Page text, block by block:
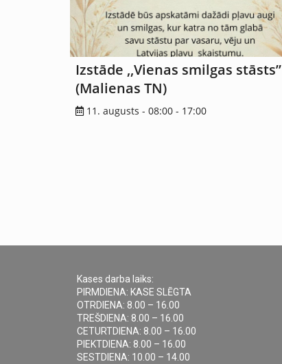
Izstāde ,,Vienas smilgas stāsts”
(Malienas TN)
11. augusts - 08:00 - 17:00
Kases darba laiks:
PIRMDIENA: KASE SLĒGTA
OTRDIENA: 8.00 – 16.00
TREŠDIENA: 8.00 – 16.00
CETURTDIENA: 8.00 – 16.00
PIEKTDIENA: 8.00 – 16.00
SESTDIENA: 10.00 – 14.00